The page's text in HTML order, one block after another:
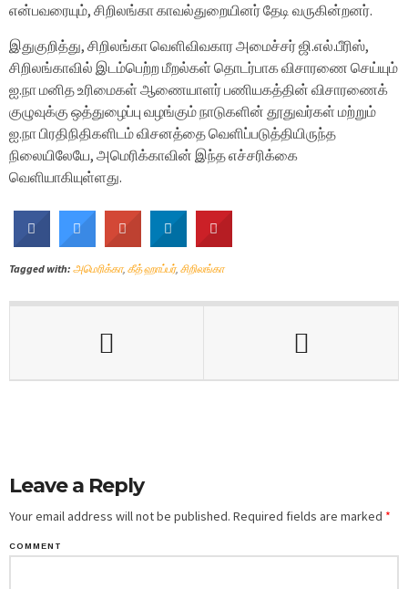
என்பவரையும், சிறிலங்கா காவல்துறையினர் தேடி வருகின்றனர்.
இதுகுறித்து, சிறிலங்கா வெளிவிவகார அமைச்சர் ஜி.எல்.பீரிஸ்,
சிறிலங்காவில் இடம்பெற்ற மீறல்கள் தொடர்பாக விசாரணை செய்யும்
ஐ.நா மனித உரிமைகள் ஆணையாளர் பணியகத்தின் விசாரணைக்
குழுவுக்கு ஒத்துழைப்பு வழங்கும் நாடுகளின் தூதுவர்கள் மற்றும்
ஐ.நா பிரதிநிதிகளிடம் விசனத்தை வெளிப்படுத்தியிருந்த
நிலையிலேயே, அமெரிக்காவின் இந்த எச்சரிக்கை
வெளியாகியுள்ளது.
Tagged with: அமெரிக்கா, கீத் ஹாப்பர், சிறிலங்கா
Leave a Reply
Your email address will not be published. Required fields are marked *
COMMENT